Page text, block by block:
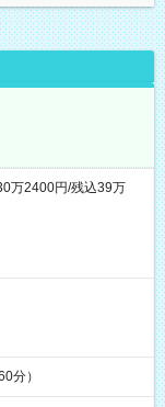
万2400円/残込39万
分）